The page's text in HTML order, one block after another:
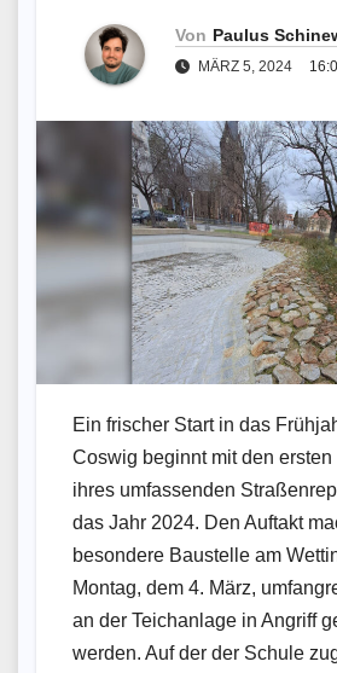
Von Paulus
MÄRZ 5, 2024
Ein frischer Start in das
Coswig beginnt mit den
ihres umfassenden
das Jahr 2024. Den Auftakt
besondere Baustelle am
Montag, dem 4. März,
an der Teichanlage in Angriff
werden. Auf der der Schule